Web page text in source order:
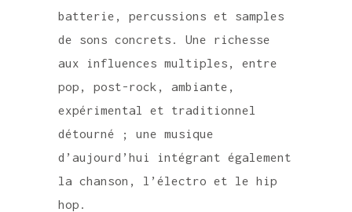
batterie, percussions et samples
de sons concrets. Une richesse
aux influences multiples, entre
pop, post-rock, ambiante,
expérimental et traditionnel
détourné ; une musique
d’aujourd’hui intégrant également
la chanson, l’électro et le hip
hop.